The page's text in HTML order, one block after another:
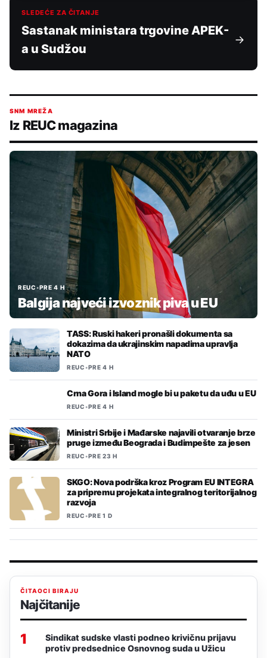
SLEDEĆE ZA ČITANJE
​Sastanak ministara trgovine APEK-
a u Sudžou
SNM MREŽA
Iz REUC magazina
REUC•PRE 4 H
Balgija najveći izvoznik piva u EU
TASS: Ruski hakeri pronašli dokumenta sa
dokazima da ukrajinskim napadima upravlja
NATO
REUC•PRE 4 H
Crna Gora i Island mogle bi u paketu da uđu u EU
REUC•PRE 4 H
Ministri Srbije i Mađarske najavili otvaranje brze
pruge između Beograda i Budimpešte za jesen
REUC•PRE 23 H
SKGO: Nova podrška kroz Program EU INTEGRA
za pripremu projekata integralnog teritorijalnog
razvoja
REUC•PRE 1 D
ČITAOCI BIRAJU
Najčitanije
1
Sindikat sudske vlasti podneo krivičnu prijavu
protiv predsednice Osnovnog suda u Užicu